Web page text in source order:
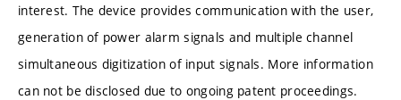
interest. The device provides communication with the user,
generation of power alarm signals and multiple channel
simultaneous digitization of input signals. More information
can not be disclosed due to ongoing patent proceedings.